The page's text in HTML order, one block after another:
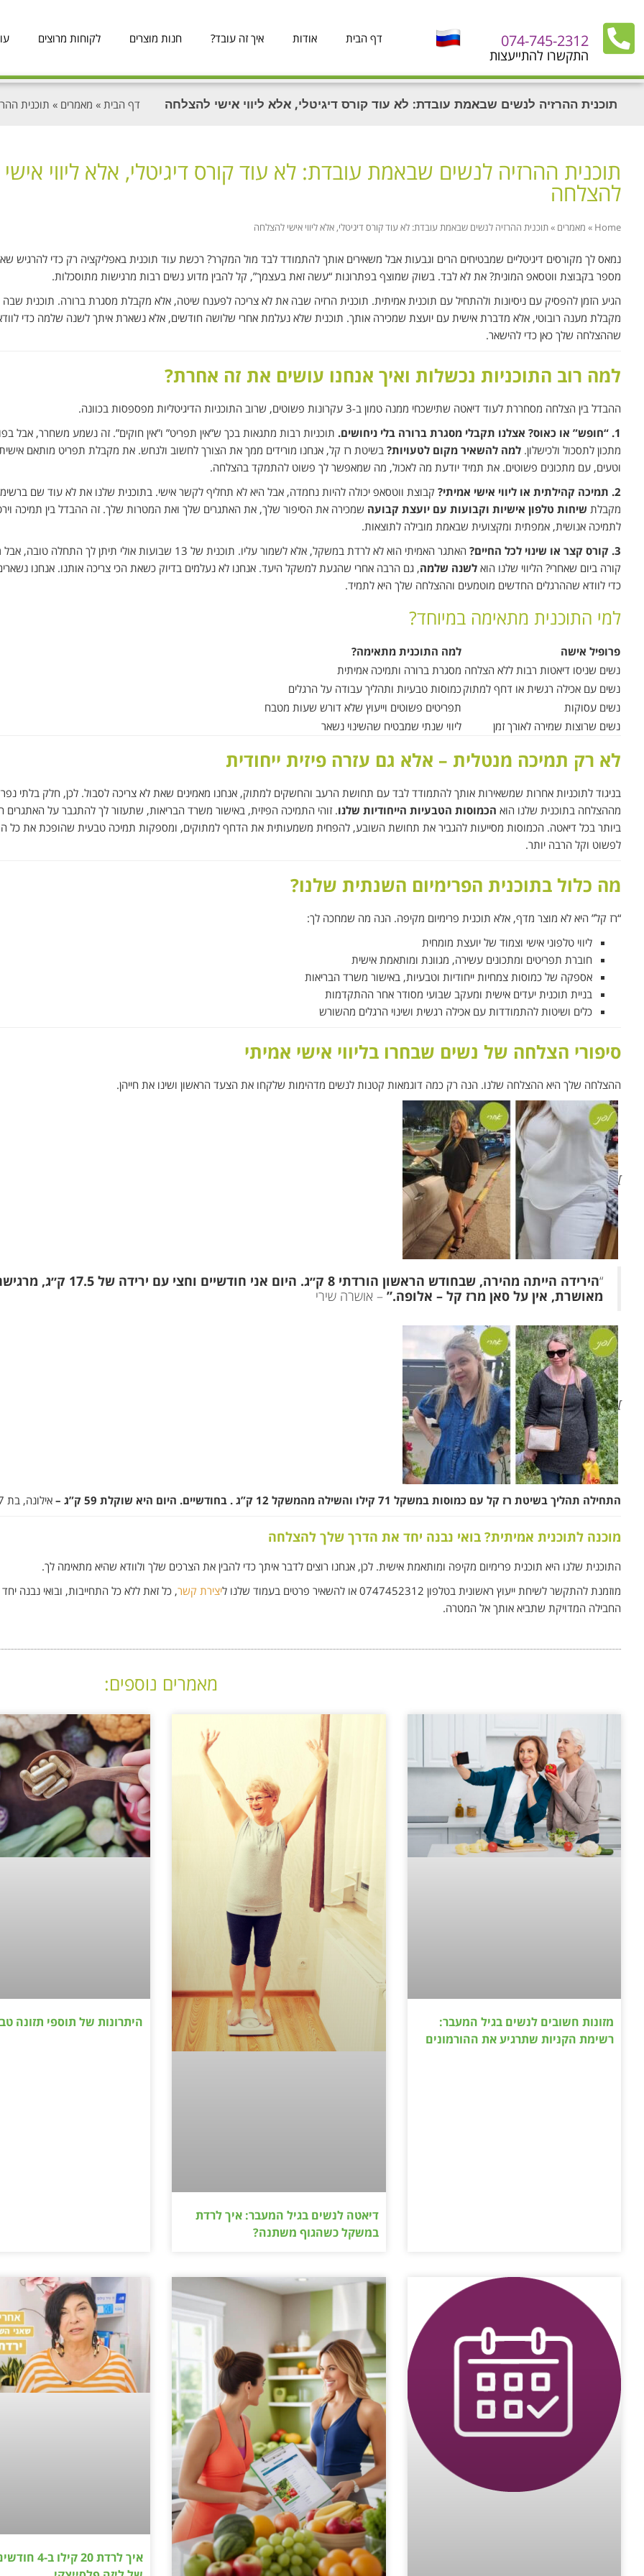
074-745-2312
התקשרו להתייעצות
דף הבית אודות איך זה עובד? חנות מוצרים לקוחות מרוצים
תוכנית ההרזיה לנשים שבאמת עובדת: לא עוד קורס דיגיטלי, אלא ליווי אישי להצלחה דף הבית » מאמרים » תוכנית
תוכנית ההרזיה לנשים שבאמת עובדת: לא עוד קורס דיגיטלי, אלא ליווי אישי
להצלחה
Home
» מאמרים »תוכנית ההרזיה לנשים שבאמת עובדת: לא עוד קורס דיגיטלי, אלא ליווי אישי להצלחה
נמאס לך מקורסים דיגיטליים שמבטיחים הרים וגבעות אבל משאירים אותך להתמודד לבד מול המקרר? רכשת עוד תוכנית באפליקציה רק כדי להרגיש
מספר בקבוצת ווטסאפ המונית? את לא לבד. בשוק שמוצף בפתרונות “עשה זאת בעצמך”, קל להבין מדוע נשים רבות מרגישות מתוסכלות.
הגיע הזמן להפסיק עם ניסיונות ולהתחיל עם תוכנית אמיתית. תוכנית הרזיה שבה את לא צריכה לפענח שיטה, אלא מקבלת מסגרת ברורה. תוכנית
מקבלת מענה רובוטי, אלא מדברת אישית עם יועצת שמכירה אותך. תוכנית שלא נעלמת אחרי שלושה חודשים, אלא נשארת איתך לשנה שלמה כדי
שההצלחה שלך כאן כדי להישאר.
למה רוב התוכניות נכשלות ואיך אנחנו עושים את זה אחרת?
ההבדל בין הצלחה מסחררת לעוד דיאטה שתישכחי ממנה טמון ב-3 עקרונות פשוטים, שרוב התוכניות הדיגיטליות מפספסות בכוונה.
1. “חופש” או כאוס? אצלנו תקבלי מסגרת ברורה בלי ניחושים.
תוכניות רבות מתגאות בכך ש”אין תפריט” ו”אין חוקים”. זה נשמע משחרר, אבל
מתכון לתסכול ולכישלון. למה להשאיר מקום לטעויות? בשיטת רז קל, אנחנו מורידים ממך את הצורך לחשוב ולנחש. את מקבלת תפריט מותאם
וטעים, עם מתכונים פשוטים. את תמיד יודעת מה לאכול, מה שמאפשר לך פשוט להתמקד בהצלחה.
2. תמיכה קהילתית או ליווי אישי אמיתי?
קבוצת ווטסאפ יכולה להיות נחמדה, אבל היא לא תחליף לקשר אישי. בתוכנית שלנו את לא עוד שם
מקבלת שיחות טלפון אישיות וקבועות עם יועצת קבועה שמכירה את הסיפור שלך, את האתגרים שלך ואת המטרות שלך. זה ההבדל בין תמיכה
לתמיכה אנושית, אמפתית ומקצועית שבאמת מובילה לתוצאות.
3. קורס קצר או שינוי לכל החיים?
האתגר האמיתי הוא לא לרדת במשקל, אלא לשמור עליו. תוכנית של 13 שבועות אולי תיתן לך התחלה
קורה ביום שאחרי? הליווי שלנו הוא לשנה שלמה, גם הרבה אחרי שהגעת למשקל היעד. אנחנו לא נעלמים בדיוק כשאת הכי צריכה אותנו. אנחנו
כדי לוודא שההרגלים החדשים מוטמעים וההצלחה שלך היא לתמיד.
למי התוכנית מתאימה במיוחד?
פרופיל אישה
למה התוכנית מתאימה?
נשים שניסו דיאטות רבות ללא הצלחה מסגרת ברורה ותמיכה אמיתית
נשים עם אכילה רגשית או דחף למתוקכמוסות טבעיות ותהליך עבודה על הרגלים
נשים עסוקות
תפריטים פשוטים וייעוץ שלא דורש שעות מטבח
נשים שרוצות שמירה לאורך זמן
ליווי שנתי שמבטיח שהשינוי נשאר
לא רק תמיכה מנטלית – אלא גם עזרה פיזית ייחודית
בניגוד לתוכניות אחרות שמשאירות אותך להתמודד לבד עם תחושת הרעב והחשקים למתוק, אנחנו מאמינים שאת לא צריכה לסבול. לכן, חלק בלתי
מההצלחה בתוכנית שלנו הוא הכמוסות הטבעיות הייחודיות שלנו. זוהי התמיכה הפיזית, באישור משרד הבריאות, שתעזור לך להתגבר על האתגרים
ביותר בכל דיאטה. הכמוסות מסייעות להגביר את תחושת השובע, להפחית משמעותית את הדחף למתוקים, ומספקות תמיכה טבעית שהופכת את כל
לפשוט וקל הרבה יותר.
מה כלול בתוכנית הפרימיום השנתית שלנו?
“רז קל” היא לא מוצר מדף, אלא תוכנית פרימיום מקיפה. הנה מה שמחכה לך:
ליווי טלפוני אישי וצמוד של יועצת מומחית
חוברת תפריטים ומתכונים עשירה, מגוונת ומותאמת אישית
אספקה של כמוסות צמחיות ייחודיות וטבעיות, באישור משרד הבריאות
בניית תוכנית יעדים אישית ומעקב שבועי מסודר אחר ההתקדמות
כלים ושיטות להתמודדות עם אכילה רגשית ושינוי הרגלים מהשורש
סיפורי הצלחה של נשים שבחרו בליווי אישי אמיתי
ההצלחה שלך היא ההצלחה שלנו. הנה רק כמה דוגמאות קטנות לנשים מדהימות שלקחו את הצעד הראשון ושינו את חייהן.
]
“
הירידה הייתה מהירה, שבחודש הראשון הורדתי 8 ק״ג. היום אני חודשיים וחצי עם ירידה של
מאושרת, אין על סאן מרז קל – אלופה.” – אושרה שירי
]
התחילה תהליך בשיטת רז קל עם כמוסות במשקל 71 קילו והשילה מהמשקל 12 ק”ג . בחודשיים. היום היא שוקלת 59 ק”ג – אילונה, בת 47.
מוכנה לתוכנית אמיתית? בואי נבנה יחד את הדרך שלך להצלחה
התוכנית שלנו היא תוכנית פרימיום מקיפה ומותאמת אישית. לכן, אנחנו רוצים לדבר איתך כדי להבין את הצרכים שלך ולוודא שהיא מתאימה לך.
מוזמנת להתקשר לשיחת ייעוץ ראשונית בטלפון 0747452312 או להשאיר פרטים בעמוד שלנו ל
יצירת קשר, כל זאת ללא כל התחייבות, ובואי נבנה
החבילה המדויקת שתביא אותך אל המטרה.
מאמרים נוספים:
מזונות חשובים לנשים בגיל המעבר:
רשימת הקניות שתרגיע את ההורמונים
דיאטה לנשים בגיל המעבר: איך לרדת
במשקל כשהגוף משתנה?
היתרונות של תוספי תזונה
איך לרדת 20